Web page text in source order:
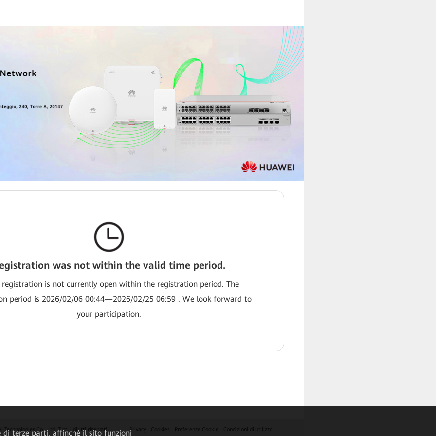
was not within the valid time period.
registration is not currently open within the registration period. The
period is 2026/02/06 00:44—2026/02/25 06:59 . We look forward to
your participation.
Technologies Co., Ltd. Tutti i diritti riservati. Privacy Cookies Preferenze Cookie Condizioni di utilizzo
di terze parti, affinché il sito funzioni